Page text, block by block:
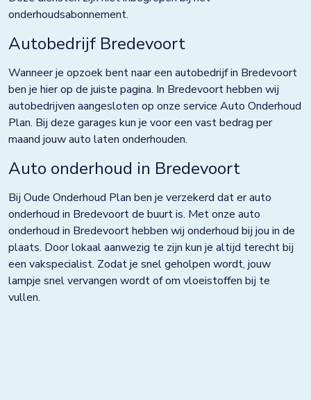
Groningen
Hardenberg
Heerjansdam
Helmond
Hengelo
Horst
Houten
Huissen
Kampen
onderhoudsabonnement.
Autobedrijf Bredevoort
Wanneer je opzoek bent naar een autobedrijf in Bredevoort
ben je hier op de juiste pagina. In Bredevoort hebben wij
autobedrijven aangesloten op onze service Auto Onderhoud
Plan. Bij deze garages kun je voor een vast bedrag per
maand jouw auto laten onderhouden.
Auto onderhoud in Bredevoort
Bij Oude Onderhoud Plan ben je verzekerd dat er auto
onderhoud in Bredevoort de buurt is. Met onze auto
onderhoud in Bredevoort hebben wij onderhoud bij jou in de
plaats. Door lokaal aanwezig te zijn kun je altijd terecht bij
een vakspecialist. Zodat je snel geholpen wordt, jouw
lampje snel vervangen wordt of om vloeistoffen bij te
vullen.